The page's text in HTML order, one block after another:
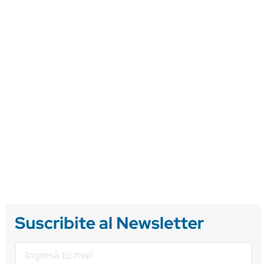
Suscribite al Newsletter